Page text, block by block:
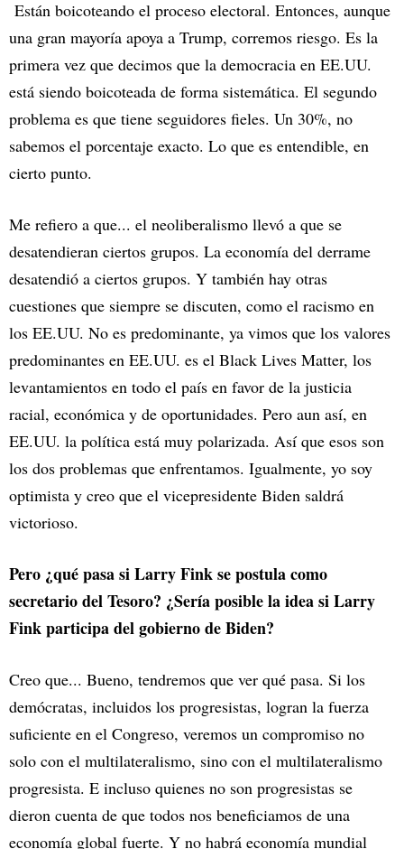
Están boicoteando el proceso electoral. Entonces, aunque
una gran mayoría apoya a Trump, corremos riesgo. Es la
primera vez que decimos que la democracia en EE.UU.
está siendo boicoteada de forma sistemática. El segundo
problema es que tiene seguidores fieles. Un 30%, no
sabemos el porcentaje exacto. Lo que es entendible, en
cierto punto.
Me refiero a que... el neoliberalismo llevó a que se
desatendieran ciertos grupos. La economía del derrame
desatendió a ciertos grupos. Y también hay otras
cuestiones que siempre se discuten, como el racismo en
los EE.UU. No es predominante, ya vimos que los valores
predominantes en EE.UU. es el Black Lives Matter, los
levantamientos en todo el país en favor de la justicia
racial, económica y de oportunidades. Pero aun así, en
EE.UU. la política está muy polarizada. Así que esos son
los dos problemas que enfrentamos. Igualmente, yo soy
optimista y creo que el vicepresidente Biden saldrá
victorioso.
Pero ¿qué pasa si Larry Fink se postula como
secretario del Tesoro? ¿Sería posible la idea si Larry
Fink participa del gobierno de Biden?
Creo que... Bueno, tendremos que ver qué pasa. Si los
demócratas, incluidos los progresistas, logran la fuerza
suficiente en el Congreso, veremos un compromiso no
solo con el multilateralismo, sino con el multilateralismo
progresista. E incluso quienes no son progresistas se
dieron cuenta de que todos nos beneficiamos de una
economía global fuerte. Y no habrá economía mundial